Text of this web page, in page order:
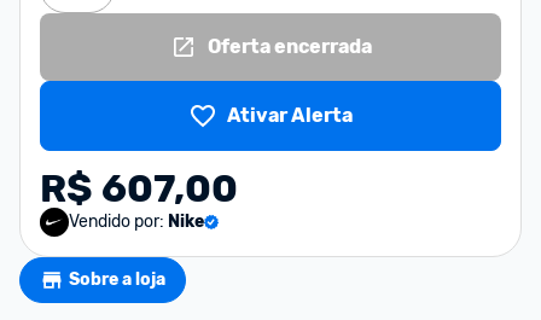
Oferta encerrada
Ativar Alerta
R$ 607,00
Vendido por: Nike
Sobre a loja